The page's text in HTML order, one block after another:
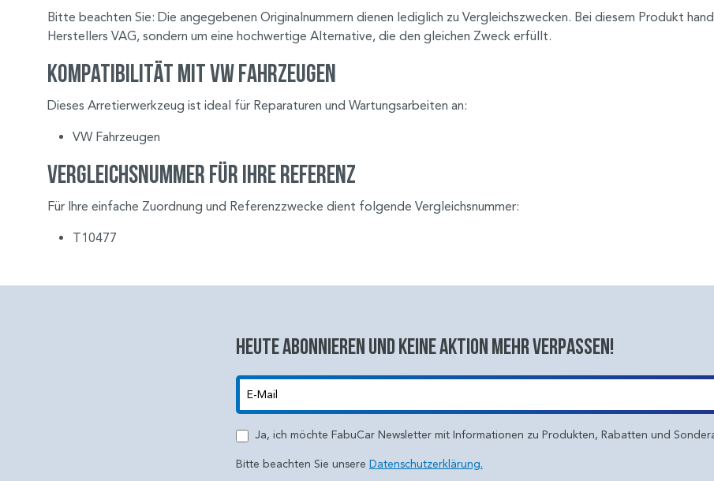
Bitte beachten Sie: Die angegebenen Originalnummern dienen lediglich zu Vergleichszwecken. Bei diesem Produkt
Herstellers VAG, sondern um eine hochwertige Alternative, die den gleichen Zweck erfüllt.
Kompatibilität mit VW Fahrzeugen
Dieses Arretierwerkzeug ist ideal für Reparaturen und Wartungsarbeiten an:
VW Fahrzeugen
Vergleichsnummer für Ihre Referenz
Für Ihre einfache Zuordnung und Referenzzwecke dient folgende Vergleichsnummer:
T10477
Heute abonnieren und keine aktion mehr verpassen!
Ja, ich möchte FabuCar Newsletter mit Informationen zu Produkten, Rabatten und
Bitte beachten Sie unsere Datenschutzerklärung.